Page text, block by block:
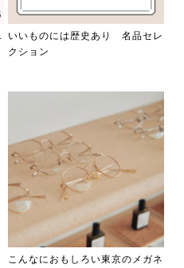
いいものには歴史あり 名品セレ
クション
こんなにおもしろい東京のメガネ